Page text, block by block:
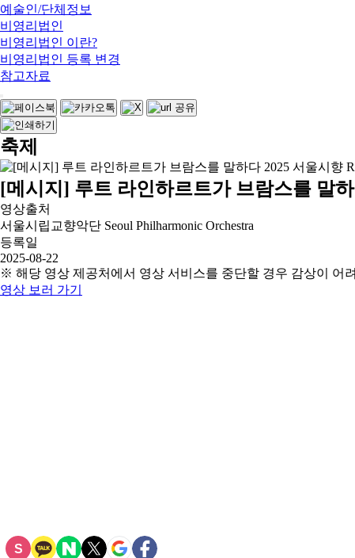
예술인/단체정보
비영리법인
비영리법인 이란?
비영리법인 등록 변경
참고자료
축제
[메시지] 루트 라인하르트가 브람스를 말
영상출처
서울시립교향악단 Seoul Philharmonic Orchestra
등록일
2025-08-22
※ 해당 영상 제공처에서 영상 서비스를 중단할 경우 감상이 어
영상 보러 가기